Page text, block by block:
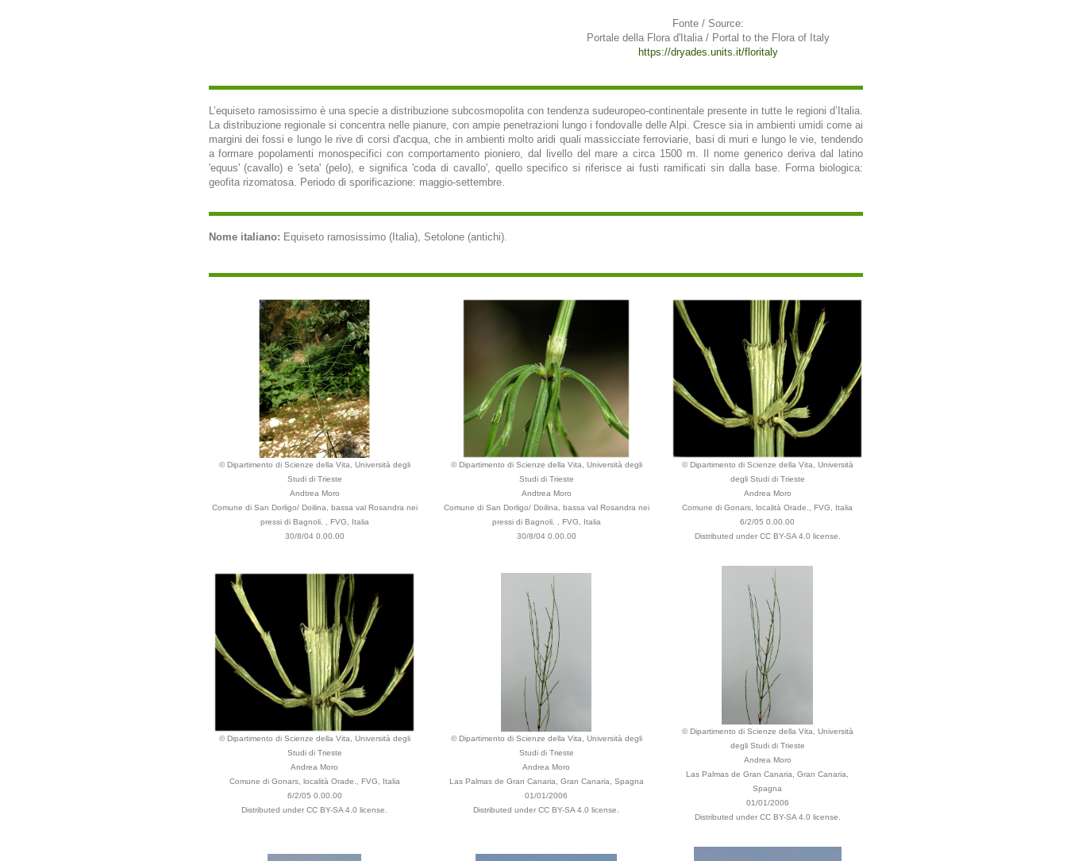
Fonte / Source:
Portale della Flora d'Italia / Portal to the Flora of Italy
https://dryades.units.it/floritaly
L’equiseto ramosissimo è una specie a distribuzione subcosmopolita con tendenza sudeuropeo-continentale presente in tutte le regioni d’Italia.
La distribuzione regionale si concentra nelle pianure, con ampie penetrazioni lungo i fondovalle delle Alpi. Cresce sia in ambienti umidi come ai
margini dei fossi e lungo le rive di corsi d'acqua, che in ambienti molto aridi quali massicciate ferroviarie, basi di muri e lungo le vie, tendendo
a formare popolamenti monospecifici con comportamento pioniero, dal livello del mare a circa 1500 m. Il nome generico deriva dal latino
'equus' (cavallo) e 'seta' (pelo), e significa 'coda di cavallo', quello specifico si riferisce ai fusti ramificati sin dalla base. Forma biologica:
geofita rizomatosa. Periodo di sporificazione: maggio-settembre.
Nome italiano: Equiseto ramosissimo (Italia), Setolone (antichi).
© Dipartimento di Scienze della Vita, Università degli
Studi di Trieste
Andtrea Moro
Comune di San Dorligo/ Doilina, bassa val Rosandra nei
pressi di Bagnoli. , FVG, Italia
30/8/04 0.00.00
© Dipartimento di Scienze della Vita, Università degli
Studi di Trieste
Andtrea Moro
Comune di San Dorligo/ Doilina, bassa val Rosandra nei
pressi di Bagnoli. , FVG, Italia
30/8/04 0.00.00
© Dipartimento di Scienze della Vita, Università
degli Studi di Trieste
Andrea Moro
Comune di Gonars, località Orade., FVG, Italia
6/2/05 0.00.00
Distributed under CC BY-SA 4.0 license.
© Dipartimento di Scienze della Vita, Università degli
Studi di Trieste
Andrea Moro
Comune di Gonars, località Orade., FVG, Italia
6/2/05 0.00.00
Distributed under CC BY-SA 4.0 license.
© Dipartimento di Scienze della Vita, Università degli
Studi di Trieste
Andrea Moro
Las Palmas de Gran Canaria, Gran Canaria, Spagna
01/01/2006
Distributed under CC BY-SA 4.0 license.
© Dipartimento di Scienze della Vita, Università
degli Studi di Trieste
Andrea Moro
Las Palmas de Gran Canaria, Gran Canaria,
Spagna
01/01/2006
Distributed under CC BY-SA 4.0 license.